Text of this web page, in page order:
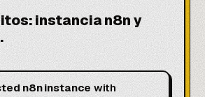
instancia n8n y
n8n instance with